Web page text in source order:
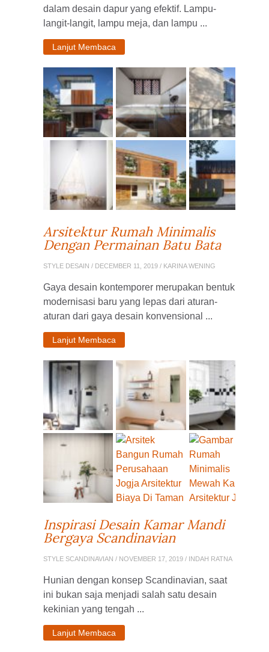
dalam desain dapur yang efektif. Lampu-
langit-langit, lampu meja, dan lampu ...
Lanjut Membaca
Arsitektur Rumah Minimalis
Dengan Permainan Batu Bata
STYLE DESAIN / DECEMBER 11, 2019 / KARINA WENING
Gaya desain kontemporer merupakan bentuk
modernisasi baru yang lepas dari aturan-
aturan dari gaya desain konvensional ...
Lanjut Membaca
Inspirasi Desain Kamar Mandi
Bergaya Scandinavian
STYLE SCANDINAVIAN / NOVEMBER 17, 2019 / INDAH RATNA
Hunian dengan konsep Scandinavian, saat
ini bukan saja menjadi salah satu desain
kekinian yang tengah ...
Lanjut Membaca